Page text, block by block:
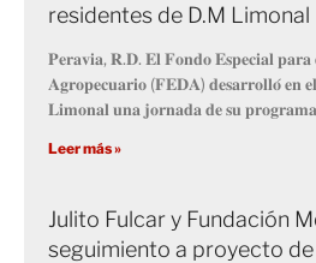
residentes de D.M Limonal
𝐏𝐞𝐫𝐚𝐯𝐢𝐚, 𝐑.𝐃. 𝐄𝐥 𝐅𝐨𝐧𝐝𝐨 𝐄𝐬𝐩𝐞𝐜𝐢𝐚𝐥 𝐩𝐚𝐫𝐚
𝐀𝐠𝐫𝐨𝐩𝐞𝐜𝐮𝐚𝐫𝐢𝐨 (𝐅𝐄𝐃𝐀) 𝐝𝐞𝐬𝐚𝐫𝐫𝐨𝐥𝐥𝐨́ 𝐞𝐧 𝐞𝐥
𝐋𝐢𝐦𝐨𝐧𝐚𝐥 𝐮𝐧𝐚 𝐣𝐨𝐫𝐧𝐚𝐝𝐚 𝐝𝐞 𝐬𝐮
Leer más »
Julito Fulcar y Fundación
seguimiento a proyecto de